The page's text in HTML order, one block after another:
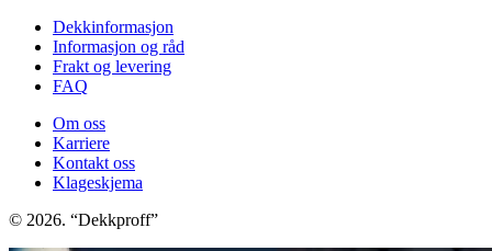
Dekkinformasjon
Informasjon og råd
Frakt og levering
FAQ
Om oss
Karriere
Kontakt oss
Klageskjema
© 2026. “Dekkproff”